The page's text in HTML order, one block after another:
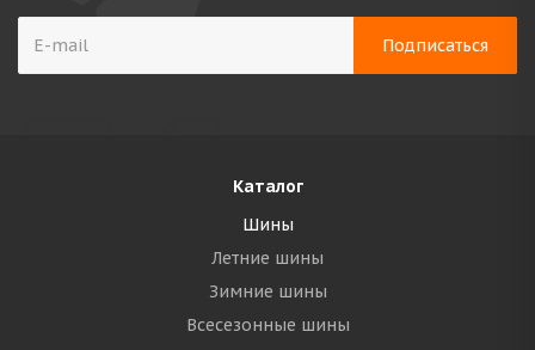
Каталог
Шины
Летние шины
Зимние шины
Всесезонные шины